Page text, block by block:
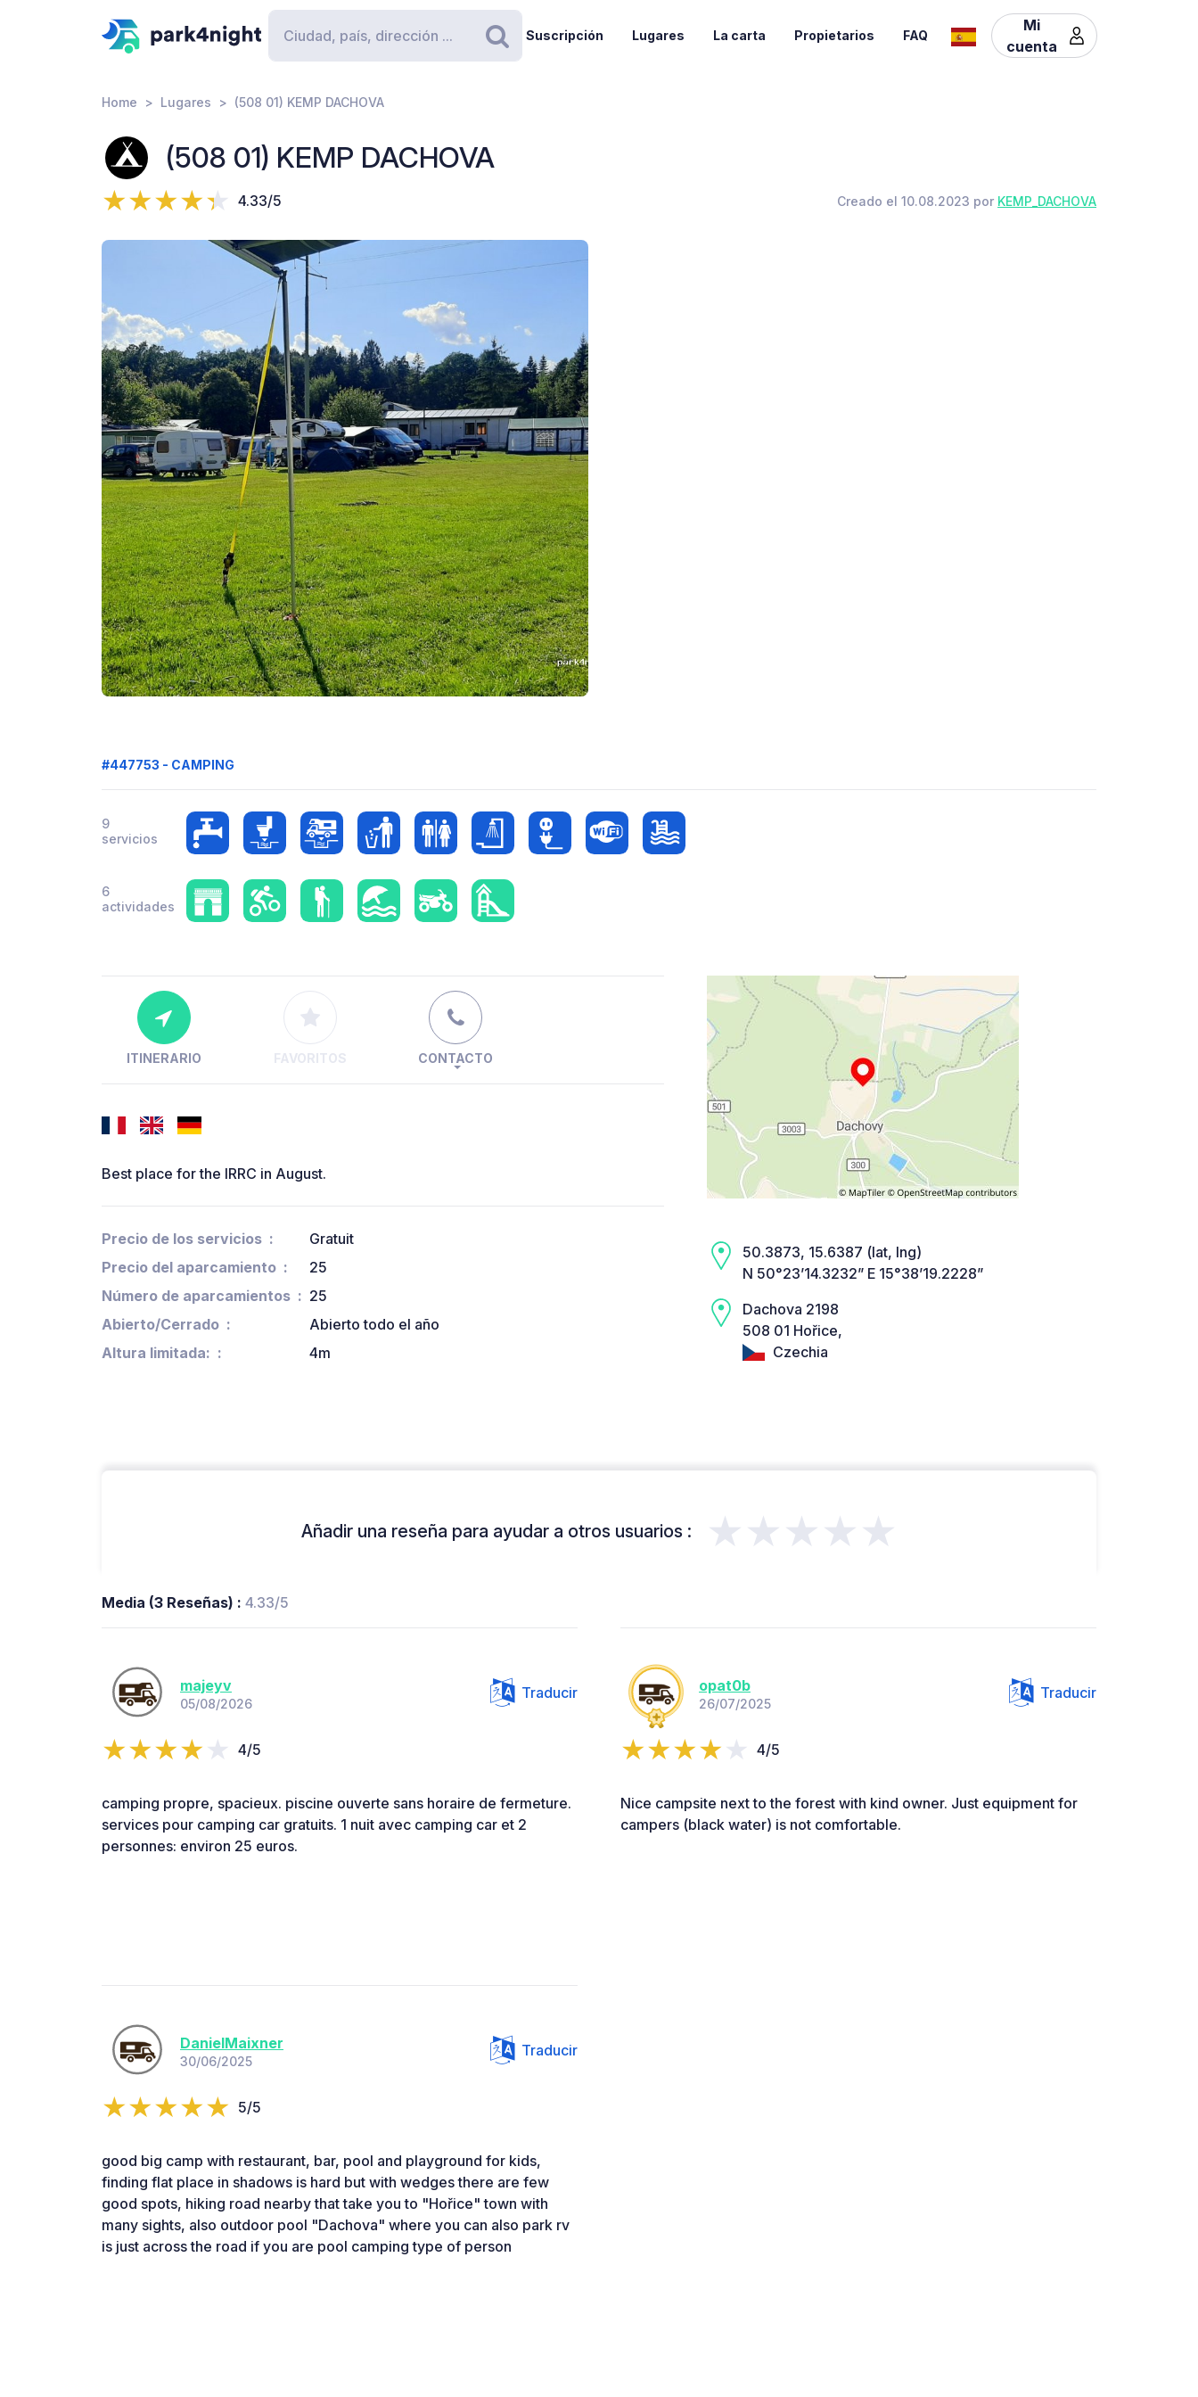
Buscar
Suscripción Lugares La carta Propietarios FAQ
Mi
cuenta
Home Lugares (508 01) KEMP DACHOVA
(508 01) KEMP DACHOVA
4.33/5 Creado el 10.08.2023 por KEMP_DACHOVA
#447753 - CAMPING
9
servicios
6
actividades
ITINERARIO FAVORITOS CONTACTO
Best place for the IRRC in August.
Precio de los servicios
Gratuit
Precio del aparcamiento
25
Número de aparcamientos
25
Abierto/Cerrado
Abierto todo el año
Altura limitada:
4m
50.3873, 15.6387 (lat, lng)
N 50°23’14.3232” E 15°38’19.2228”
Dachova 2198
508 01 Hořice,
Czechia
Añadir una reseña para ayudar a otros usuarios : ★★★★★
Media (3 Reseñas) : 4.33/5
majeyv
05/08/2026
Traducir
4/5
camping propre, spacieux. piscine ouverte sans horaire de fermeture.
services pour camping car gratuits. 1 nuit avec camping car et 2
personnes: environ 25 euros.
opat0b
26/07/2025
Traducir
4/5
Nice campsite next to the forest with kind owner. Just equipment for
campers (black water) is not comfortable.
DanielMaixner
30/06/2025
Traducir
5/5
good big camp with restaurant, bar, pool and playground for kids,
finding flat place in shadows is hard but with wedges there are few
good spots, hiking road nearby that take you to "Hořice" town with
many sights, also outdoor pool "Dachova" where you can also park rv
is just across the road if you are pool camping type of person